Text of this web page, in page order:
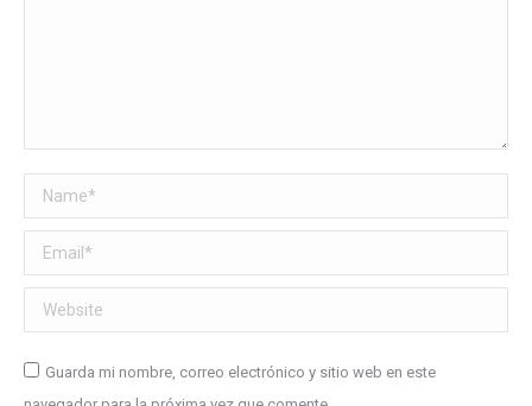
Name *
Email *
Website
Guarda mi nombre, correo electrónico y sitio web en este